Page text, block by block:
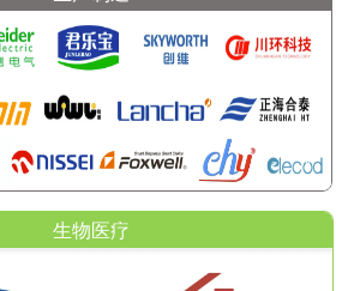
生物医疗